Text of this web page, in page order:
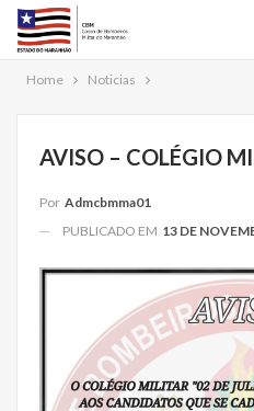
Home Noticias
AVISO – COLÉGIO
Por Admcbmma01
PUBLICADO EM 13 DE